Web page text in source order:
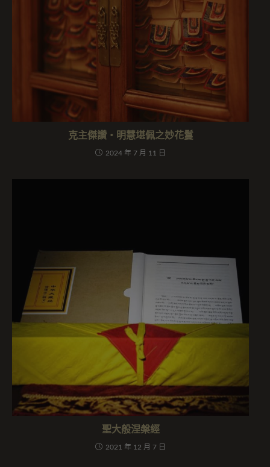
克主傑讚・明慧堪佩之妙花鬘
2024 年 7 月 11 日
聖大般涅槃經
2021 年 12 月 7 日